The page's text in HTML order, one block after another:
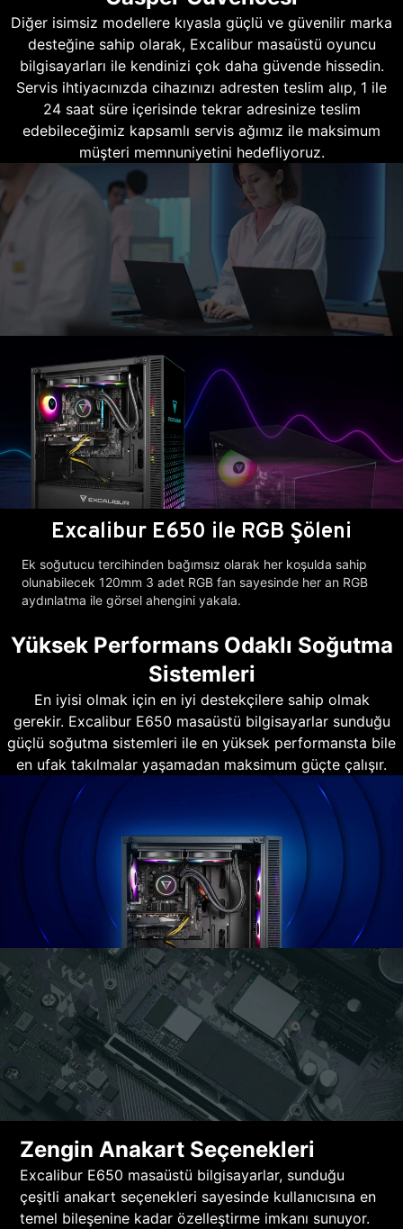
Diğer isimsiz modellere kıyasla güçlü ve güvenilir marka
desteğine sahip olarak, Excalibur masaüstü oyuncu
bilgisayarları ile kendinizi çok daha güvende hissedin.
Servis ihtiyacınızda cihazınızı adresten teslim alıp, 1 ile
24 saat süre içerisinde tekrar adresinize teslim
edebileceğimiz kapsamlı servis ağımız ile maksimum
müşteri memnuniyetini hedefliyoruz.
Excalibur E650 ile RGB Şöleni
Ek soğutucu tercihinden bağımsız olarak her koşulda sahip
olunabilecek 120mm 3 adet RGB fan sayesinde her an RGB
aydınlatma ile görsel ahengini yakala.
Yüksek Performans Odaklı Soğutma
Sistemleri
En iyisi olmak için en iyi destekçilere sahip olmak
gerekir. Excalibur E650 masaüstü bilgisayarlar sunduğu
güçlü soğutma sistemleri ile en yüksek performansta bile
en ufak takılmalar yaşamadan maksimum güçte çalışır.
Zengin Anakart Seçenekleri
Excalibur E650 masaüstü bilgisayarlar, sunduğu
çeşitli anakart seçenekleri sayesinde kullanıcısına en
temel bileşenine kadar özelleştirme imkanı sunuyor.